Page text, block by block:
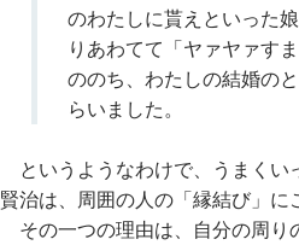
のわたしに貰えといった
りあわてて「ヤァヤァす
ののち、わたしの結婚の
らいました。
というようなわけで、うまくい
賢治は、周囲の人の「縁結び」に
その一つの理由は、自分の周り